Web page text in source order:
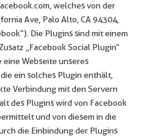
welches von der
Ave, Palo Alto, CA 94304,
Die Plugins sind mit einem
„Facebook Social Plugin“
eine Webseite unseres
ein solches Plugin enthält,
Verbindung mit den Servern
des Plugins wird von Facebook
und von diesem in die
die Einbindung der Plugins